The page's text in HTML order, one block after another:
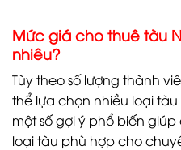
Mức giá cho thuê tàu
nhiêu?
Tùy theo số lượng thành
thể lựa chọn nhiều loại
một số gợi ý phổ biến
loại tàu phù hợp cho